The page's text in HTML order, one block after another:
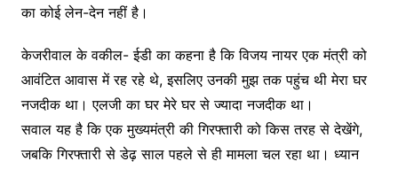
का कोई लेन-देन नहीं है।
केजरीवाल के वकील- ईडी का कहना है कि विजय नायर एक मंत्री को
आवंटित आवास में रह रहे थे, इसलिए उनकी मुझ तक पहुंच थी मेरा घर
नजदीक था। एलजी का घर मेरे घर से ज्यादा नजदीक था।
सवाल यह है कि एक मुख्यमंत्री की गिरफ्तारी को किस तरह से देखेंगे,
जबकि गिरफ्तारी से डेढ़ साल पहले से ही मामला चल रहा था। ध्यान